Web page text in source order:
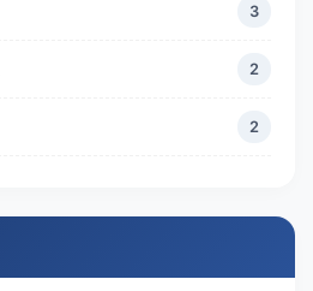
3
2
2